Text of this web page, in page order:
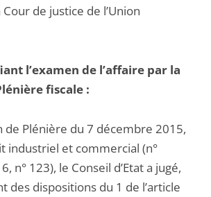
de justice de l’Union
l’examen de l’affaire par la
fiscale :
de Plénière du 7 décembre 2015,
industriel et commercial (n°
n° 123), le Conseil d’Etat a jugé,
des dispositions du 1 de l’article